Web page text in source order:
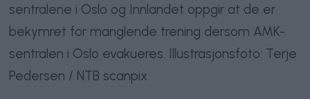
sentralene i Oslo og Innlandet oppgir at de er
bekymret for manglende trening dersom AMK-
sentralen i Oslo evakueres. Illustrasjonsfoto: Terje
Pedersen / NTB scanpix